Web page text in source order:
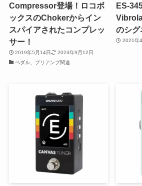
Compressor登場！ロコボ
ックスのChokerからイン
スパイアされたコンプレッ
サー！
2019年5月14日
2023年9月12日
ペダル、プリアンプ関連
ES-
のシグ
2021年